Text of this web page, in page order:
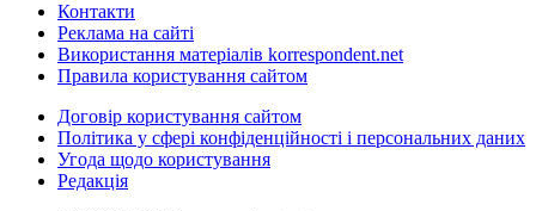
Контакти
Реклама на сайті
Використання матеріалів korrespondent.net
Правила користування сайтом
Договір користування сайтом
Політика у сфері конфіденційності і персональних даних
Угода щодо користування
Редакція